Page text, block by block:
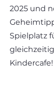
2025 und
Spielplatz
Kindercafe!